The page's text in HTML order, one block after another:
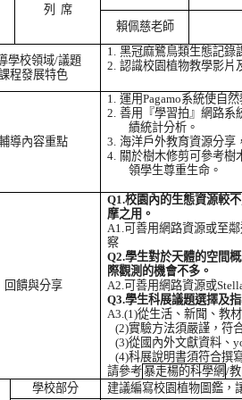
列
席
賴佩慈老師
學校領域/議題
程發展特色
1. 黑冠麻鷺鳥類生態記錄
2. 認識校園植物教學影片
導內容重點
1. 運用Pagamo系統使自
2. 善用『學習拍』網路系
績統計分析。
3. 海洋戶外教育資源分享
4. 關於樹木修剪可參考樹
領學生尊重生命。
回饋與分享
Q1.校園內的生態資源較
摩之用。
A1.可善用網路資源或至
察
Q2.學生對於天體的空間
際觀測的機會不多。
A2.可善用網路資源或
Q3.學生科展議題選擇及
A3.(1)從生活、新聞、教
(2)實驗方法須嚴謹，符
(3)從國內外文獻資料、
(4)科展說明書須符合撰
請參考暴走楊的科學網/
學校部分
建議編寫校園植物圖鑑，